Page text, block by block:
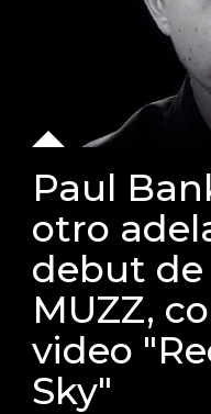
Paul
otro
debut de
MUZZ,
video
Sky"